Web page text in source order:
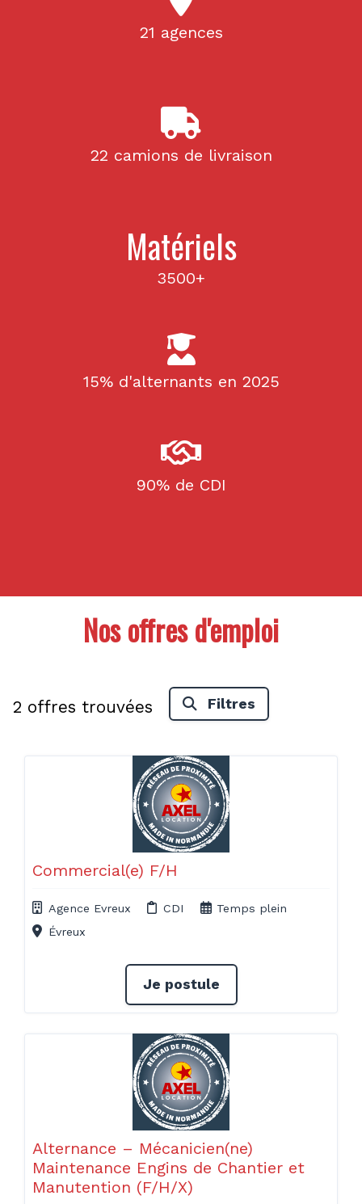
21 agences
22 camions de livraison
Matériels
3500+
15% d'alternants en 2025
90% de CDI
Nos offres d'emploi
2 offres trouvées Filtres
Commercial(e) F/H
Agence Evreux CDI
Temps plein
Évreux
Je postule
Alternance – Mécanicien(ne)
Maintenance Engins de Chantier et
Manutention (F/H/X)